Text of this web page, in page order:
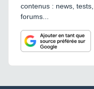
contenus : news,
forums...